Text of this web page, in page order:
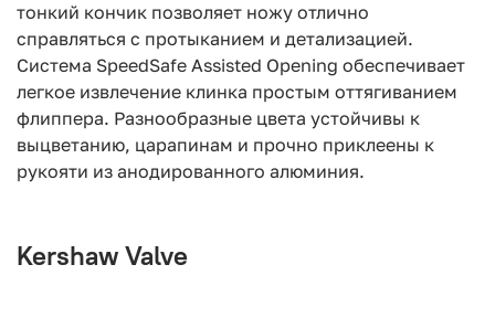
тонкий кончик позволяет ножу отлично
справляться с протыканием и детализацией.
Система SpeedSafe Assisted Opening обеспечивает
легкое извлечение клинка простым оттягиванием
флиппера. Разнообразные цвета устойчивы к
выцветанию, царапинам и прочно приклеены к
рукояти из анодированного алюминия.
Kershaw Valve